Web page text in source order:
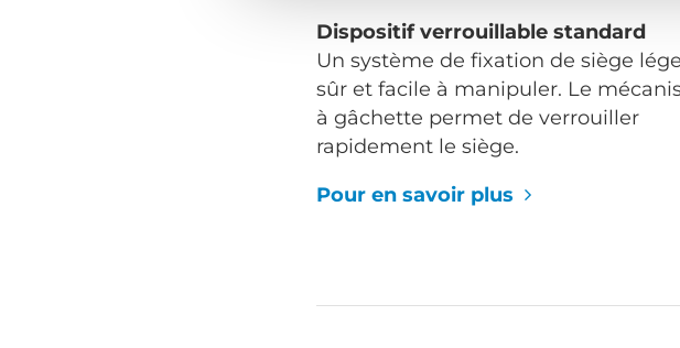
Dispositif verrouillable standard
Un système de fixation de siège
sûr et facile à manipuler. Le
à gâchette permet de verrouiller
rapidement le siège.
Pour en savoir plus